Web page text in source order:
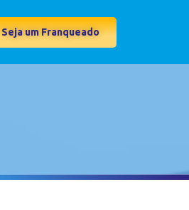
Seja um Franqueado